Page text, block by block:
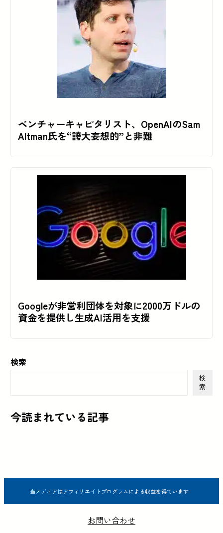
ベンチャーキャピタリスト、OpenAIのSam
Altman氏を“誇大妄想的”と非難
Googleが非営利団体を対象に2000万ドルの
資金を提供し生成AI活用を支援
検索
検
索
今読まれている記事
当メディアはアフィリエイトプログラムによる収益を得ています
お問い合わせ